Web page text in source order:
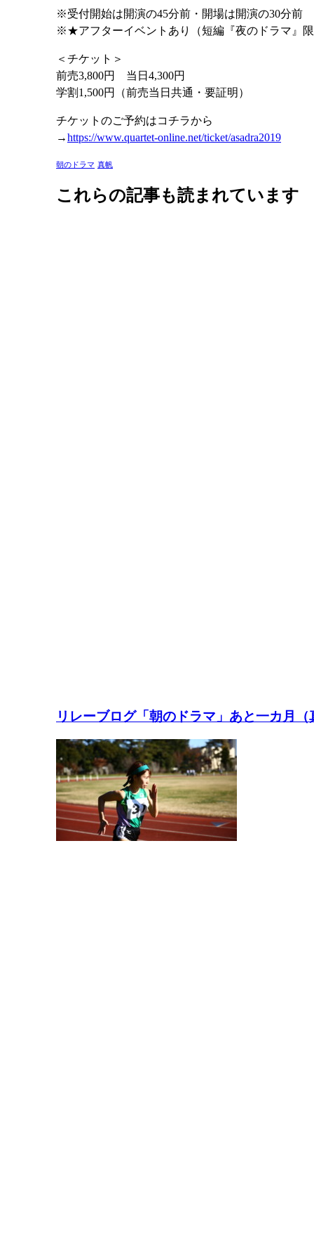
※受付開始は開演の45分前・開場は開演の30分前
※★アフターイベントあり（短編『夜のドラマ』
＜チケット＞
前売3,800円 当日4,300円
学割1,500円（前売当日共通・要証明）
チケットのご予約はコチラから
→https://www.quartet-online.net/ticket/asadra2019
朝のドラマ 真帆
これらの記事も読まれています
リレーブログ「朝のドラマ」あと一カ月（